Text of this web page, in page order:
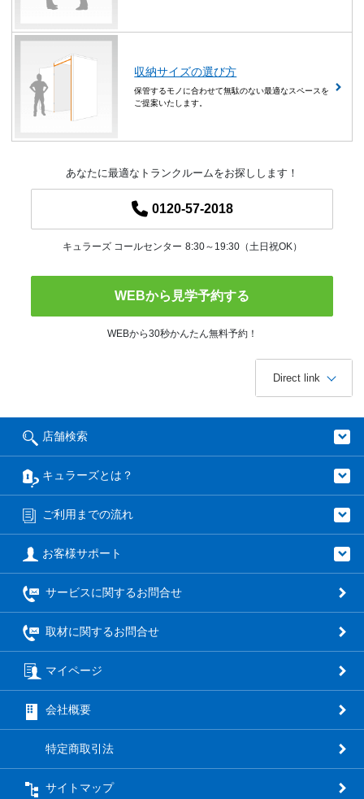
収納サイズの選び方
保管するモノに合わせて無駄のない最適なスペースを
ご提案いたします。
あなたに最適なトランクルームをお探しします！
0120-57-2018
キュラーズ コールセンター 8:30～19:30（土日祝OK）
WEBから見学予約する
WEBから30秒かんたん無料予約！
Direct link
店舗検索
キュラーズとは？
ご利用までの流れ
お客様サポート
サービスに関するお問合せ
取材に関するお問合せ
マイページ
会社概要
特定商取引法
サイトマップ